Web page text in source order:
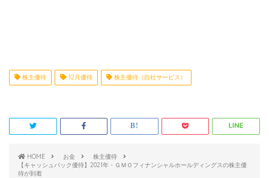
株主優待 12月優待 株主優待（自社サービス）
HOME お金
株主優待
【キャッシュバック優待】2021年・ＧＭＯフィナンシャルホールディングスの株主優
待が到着